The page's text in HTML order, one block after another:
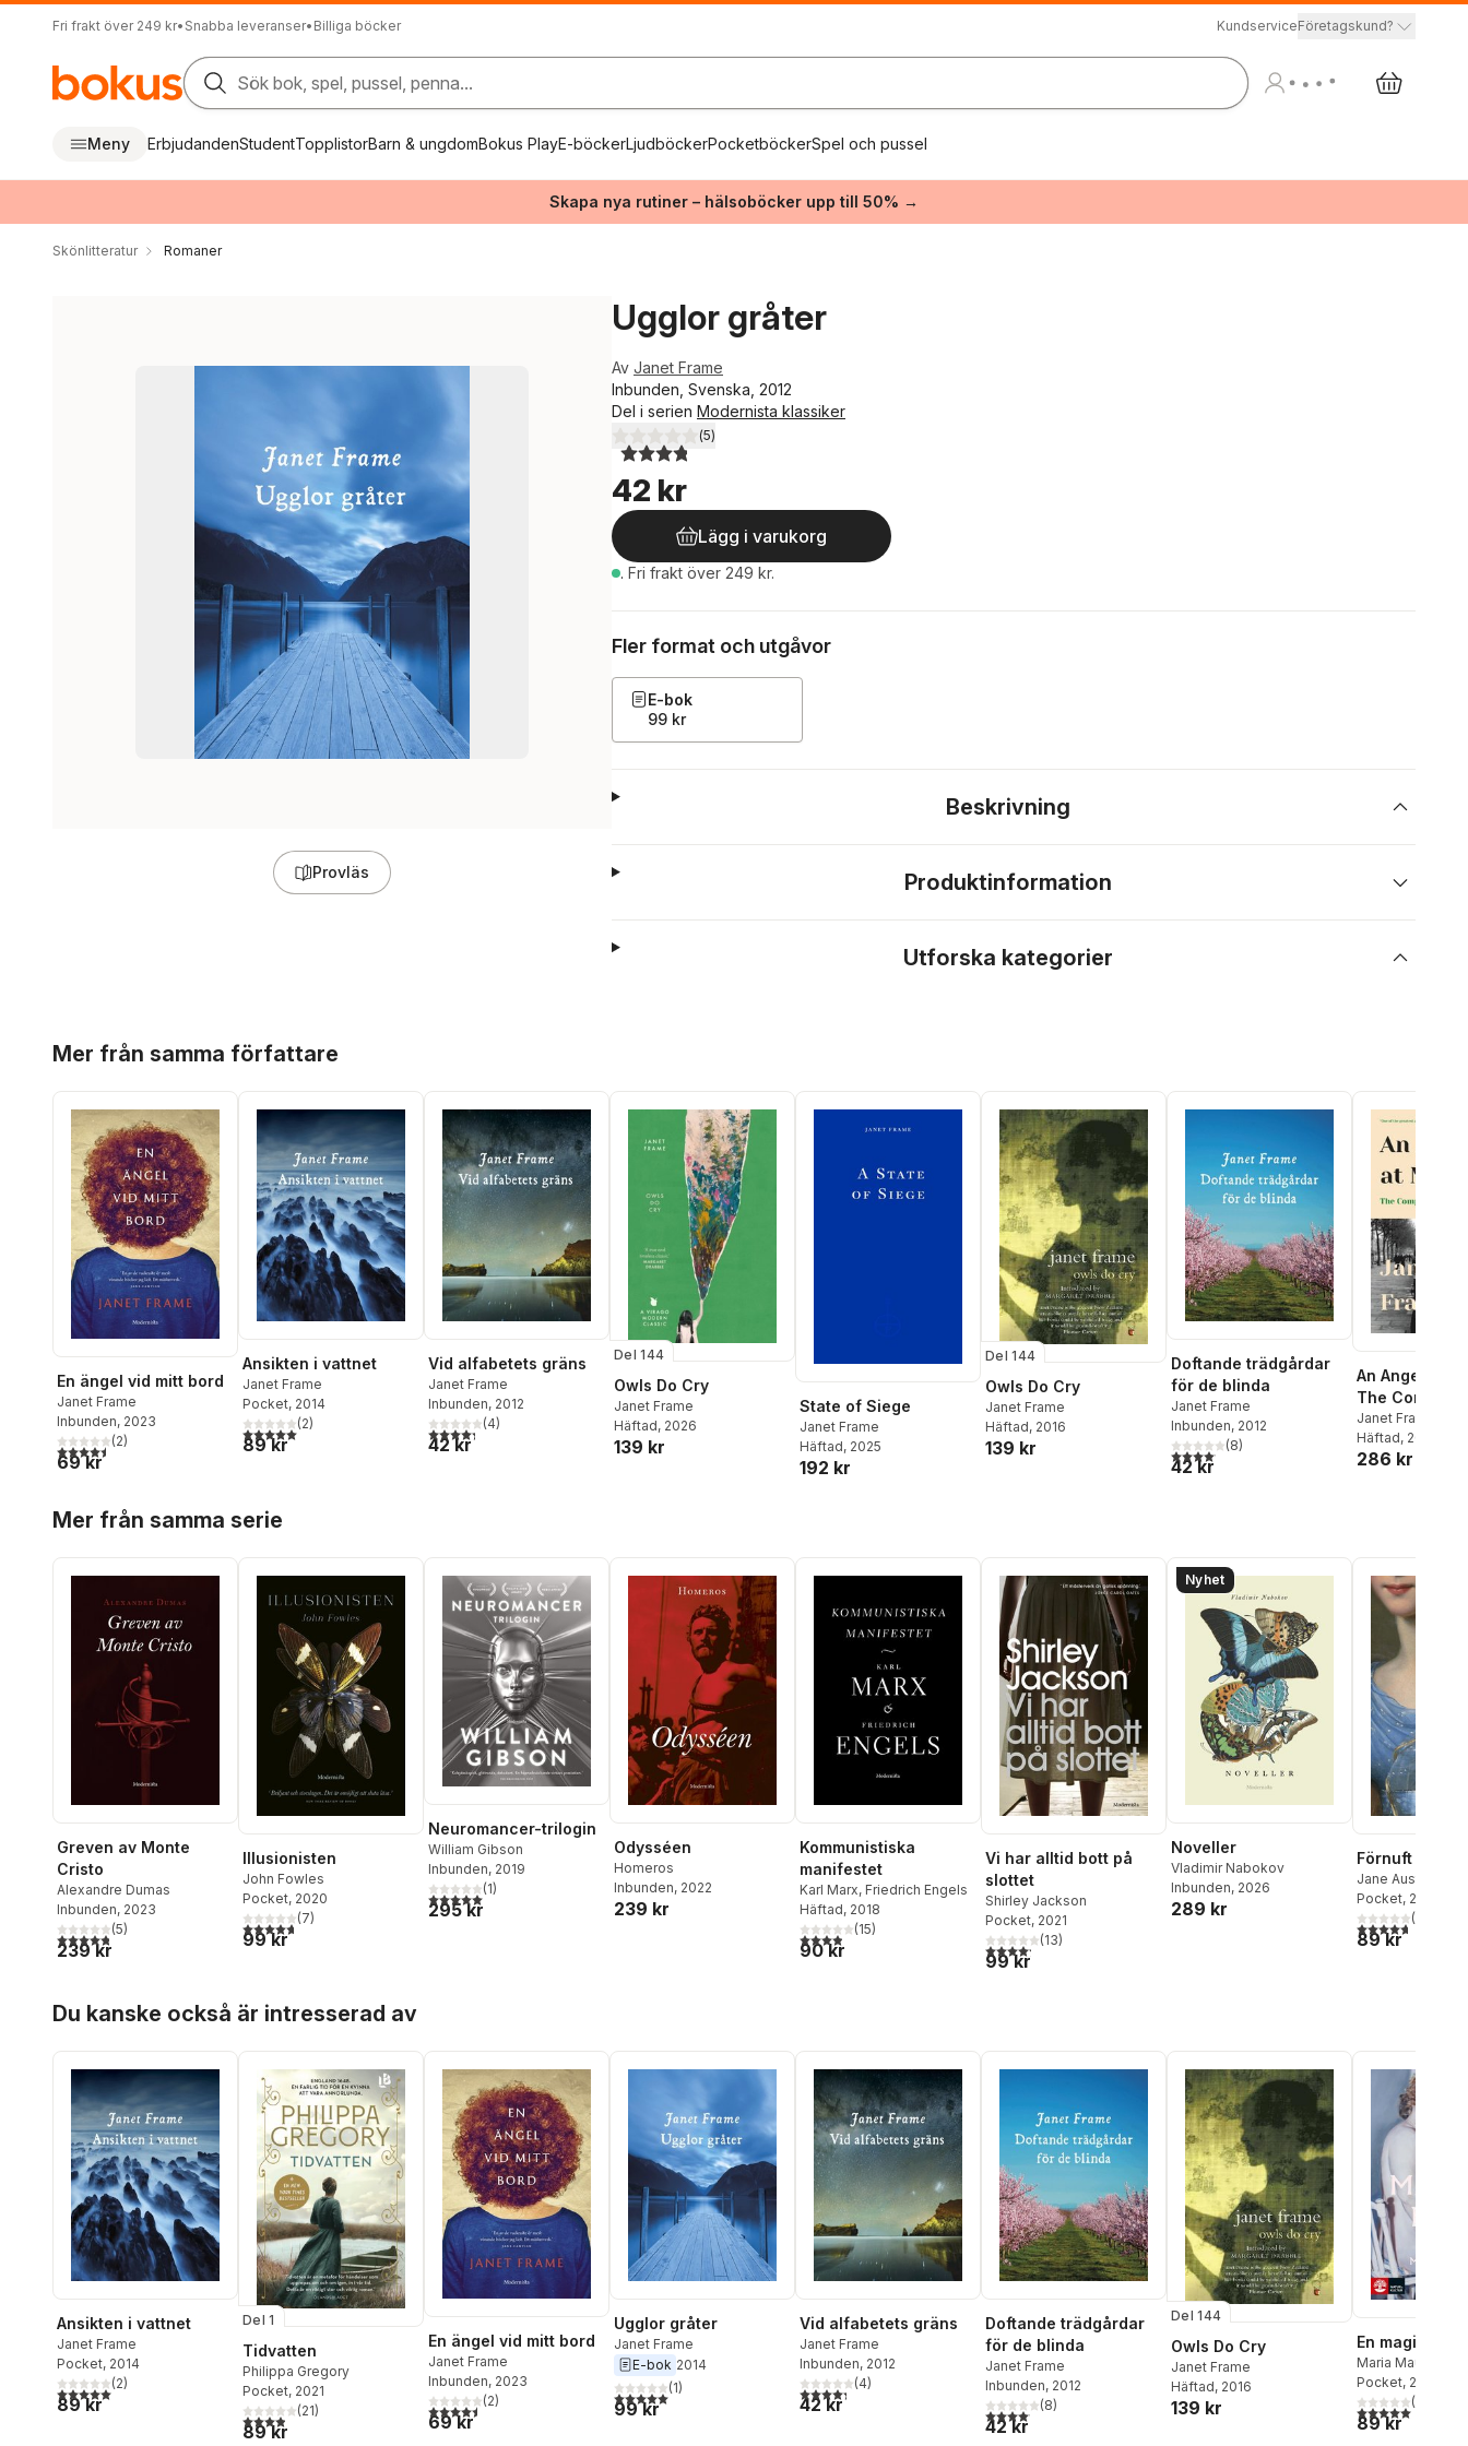
Fri frakt över 249 kr• Snabba leveranser• Billiga böcker KundserviceFöretagskund?
Sök bok, spel, pussel, penna...
Meny ErbjudandenStudentTopplistorBarn & ungdomBokus PlayE-böckerLjudböckerPocketböckerSpel och pussel
Skapa nya rutiner – hälsoböcker upp till 50% →
Skönlitteratur Romaner
Provläs
Ugglor gråter
Av Janet Frame
Inbunden, Svenska, 2012
Del i serien Modernista klassiker
3,8utav 5 stjärnor. Totalt antal röster:
(5)
42 kr
Lägg i varukorg
. Fri frakt över 249 kr.
Fler format och utgåvor
E-bok
99 kr
Beskrivning
Produktinformation
Utforska kategorier
Mer från samma författare
En ängel vid mitt bord
Janet Frame
Inbunden, 2023
4,5utav 5 stjärnor. Totalt antal röster:
(2)
69 kr
Ansikten i vattnet
Janet Frame
Pocket, 2014
5,0utav 5 stjärnor. Totalt antal röster:
(2)
89 kr
Vid alfabetets gräns
Janet Frame
Inbunden, 2012
4,3utav 5 stjärnor. Totalt antal röster:
(4)
42 kr
Del 144
Owls Do Cry
Janet Frame
Häftad, 2026
139 kr
State of Siege
Janet Frame
Häftad, 2025
192 kr
Del 144
Owls Do Cry
Janet Frame
Häftad, 2016
139 kr
Doftande trädgårdar
för de blinda
Janet Frame
Inbunden, 2012
4,1utav 5 stjärnor. Totalt antal röster:
(8)
42 kr
An Angel at
The Complete
Janet Frame
Häftad, 2017
286 kr
Mer från samma serie
Greven av Monte
Cristo
Alexandre Dumas
Inbunden, 2023
4,8utav 5 stjärnor. Totalt antal röster:
(5)
239 kr
Illusionisten
John Fowles
Pocket, 2020
4,7utav 5 stjärnor. Totalt antal röster:
(7)
99 kr
Neuromancer-trilogin
William Gibson
Inbunden, 2019
5,0utav 5 stjärnor. Totalt antal röster:
(1)
295 kr
Odysséen
Homeros
Inbunden, 2022
239 kr
Kommunistiska
manifestet
Karl Marx, Friedrich Engels
Häftad, 2018
3,9utav 5 stjärnor. Totalt antal röster:
(15)
90 kr
Vi har alltid bott på
slottet
Shirley Jackson
Pocket, 2021
4,2utav 5 stjärnor. Totalt antal röster:
(13)
99 kr
Nyhet
Noveller
Vladimir Nabokov
Inbunden, 2026
289 kr
Förnuft och
Jane Austen
Pocket, 2020
4,7utav 5(
89 kr
Du kanske också är intresserad av
Ansikten i vattnet
Janet Frame
Pocket, 2014
5,0utav 5 stjärnor. Totalt antal röster:
(2)
89 kr
Del 1
Tidvatten
Philippa Gregory
Pocket, 2021
3,9utav 5 stjärnor. Totalt antal röster:
(21)
89 kr
En ängel vid mitt bord
Janet Frame
Inbunden, 2023
4,5utav 5 stjärnor. Totalt antal röster:
(2)
69 kr
Ugglor gråter
Janet Frame
E-bok 2014
5,0utav 5 stjärnor. Totalt antal röster:
(1)
99 kr
Vid alfabetets gräns
Janet Frame
Inbunden, 2012
4,3utav 5 stjärnor. Totalt antal röster:
(4)
42 kr
Doftande trädgårdar
för de blinda
Janet Frame
Inbunden, 2012
4,1utav 5 stjärnor. Totalt antal röster:
(8)
42 kr
Del 144
Owls Do Cry
Janet Frame
Häftad, 2016
139 kr
En magisk
Maria Maunsbach
Pocket, 2026
5,0utav 5(
89 kr